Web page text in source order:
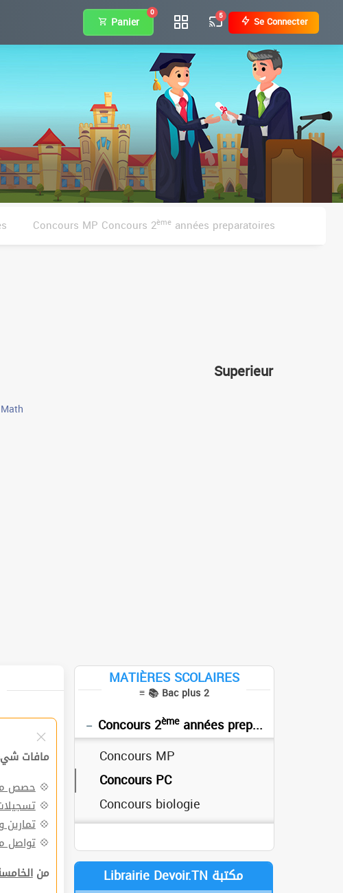
Panier
0 5 Se Connecter
Concours MP Concours 2ème années preparatoires
Superieur
Math
مافات
💠حصص
💠
💠تمارين
💠تواصل
من
MATIÈRES SCOLAIRES
≡ 📚 Bac plus 2
Concours 2èmeannées preparatoires
Concours MP
Concours PC
Concours biologie
Librairie Devoir.TN مكتبة